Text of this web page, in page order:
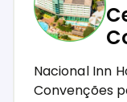
Nacional Inn
Convenções